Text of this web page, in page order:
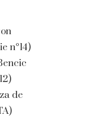
n°14)
de